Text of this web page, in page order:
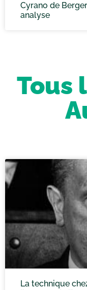
Cyrano de
analyse
Tous
La technique